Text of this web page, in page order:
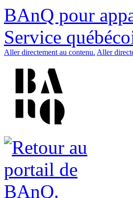
BAnQ pour
Service
Aller directement au contenu. Aller